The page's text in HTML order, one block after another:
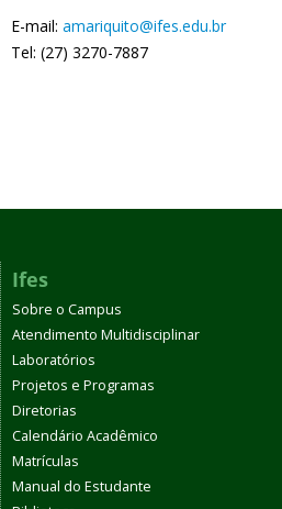
E-mail: amariquito@ifes.edu.br
Tel: (27) 3270-7887
Ifes
Sobre o Campus
Atendimento Multidisciplinar
Laboratórios
Projetos e Programas
Diretorias
Calendário Acadêmico
Matrículas
Manual do Estudante